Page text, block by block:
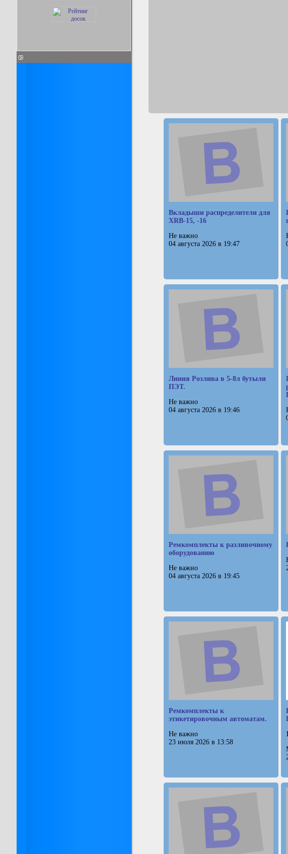
Вкладыши распределители для
XRB-15, -16
Не важно
04 августа 2026 в 19:47
Линия Розлива в 5-8л бутыли
ПЭТ.
Не важно
04 августа 2026 в 19:46
Ремкомплекты к разливочному
оборудованию
Не важно
04 августа 2026 в 19:45
Ремкомплекты к
этикетировочным автоматам.
Не важно
23 июля 2026 в 13:58